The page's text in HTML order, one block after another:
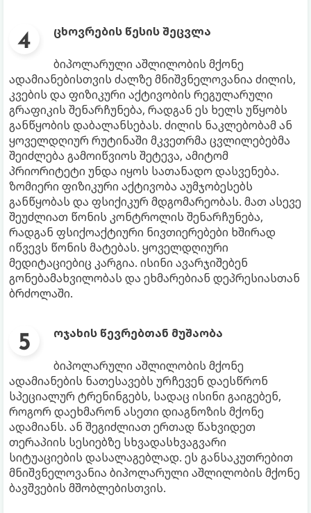
ცხოვრების წესის შეცვლა
ბიპოლარული აშლილობის მქონე
ადამიანებისთვის ძალზე მნიშვნელოვანია ძილის,
კვების და ფიზიკური აქტივობის რეგულარული
გრაფიკის შენარჩუნება, რადგან ეს ხელს უწყობს
განწყობის დაბალანსებას. ძილის ნაკლებობამ ან
ყოველდღიურ რუტინაში მკვეთრმა ცვლილებებმა
შეიძლება გამოიწვიოს შეტევა, ამიტომ
პრიორიტეტი უნდა იყოს სათანადო დასვენება.
ზომიერი ფიზიკური აქტივობა აუმჯობესებს
განწყობას და ფსიქიკურ მდგომარეობას. მათ ასევე
შეუძლიათ წონის კონტროლის შენარჩუნება,
რადგან ფსიქოაქტიური ნივთიერებები ხშირად
იწვევს წონის მატებას. ყოველდღიური
მედიტაციებიც კარგია. ისინი ავარჯიშებენ
გონებამახვილობას და ეხმარებიან დეპრესიასთან
ბრძოლაში.
ოჯახის წევრებთან მუშაობა
ბიპოლარული აშლილობის მქონე
ადამიანების ნათესავებს ურჩევენ დაესწრონ
სპეციალურ ტრენინგებს, სადაც ისინი გაიგებენ,
როგორ დაეხმარონ ასეთი დიაგნოზის მქონე
ადამიანს. ან შეგიძლიათ ერთად წახვიდეთ
თერაპიის სესიებზე სხვადასხვაგვარი
სიტუაციების დასალაგებლად. ეს განსაკუთრებით
მნიშვნელოვანია ბიპოლარული აშლილობის მქონე
ბავშვების მშობლებისთვის.